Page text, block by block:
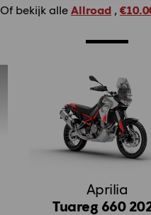
Of bekijk alle Allroad
Aprilia
Tuareg 660